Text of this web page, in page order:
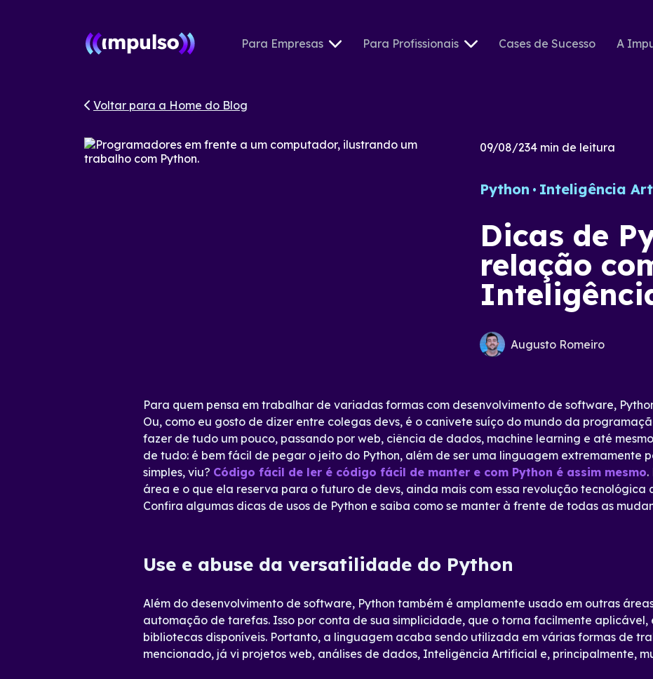
Para Empresas Para Profissionais Cases de Sucesso A
Voltar para a Home do Blog
09/08/234 min de leitura
Python Inteligência
Dicas de
relação
Augusto Romeiro
Para quem pensa em trabalhar de variadas formas com desenvolvimento de software,
Ou, como eu gosto de dizer entre colegas devs, é o canivete suíço do mundo da
fazer de tudo um pouco, passando por web, ciência de dados, machine learning e até
de tudo: é bem fácil de pegar o jeito do Python, além de ser uma linguagem extremamente
simples, viu? Código fácil de ler é código fácil de manter e com Python é assim mesmo.
área e o que ela reserva para o futuro de devs, ainda mais com essa revolução tecnológica
Confira algumas dicas de usos de Python e saiba como se manter à frente de todas as
Use e abuse da versatilidade do Python
Além do desenvolvimento de software, Python também é amplamente usado em outras
automação de tarefas. Isso por conta de sua simplicidade, que o torna facilmente
bibliotecas disponíveis. Portanto, a linguagem acaba sendo utilizada em várias formas de
mencionado, já vi projetos web, análises de dados, Inteligência Artificial e, principalmente,